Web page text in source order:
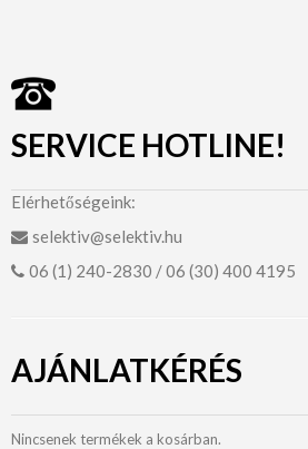
SERVICE HOTLINE!
Elérhetőségeink:
selektiv@selektiv.hu
06 (1) 240-2830 / 06 (30) 400 4195
AJÁNLATKÉRÉS
Nincsenek termékek a kosárban.